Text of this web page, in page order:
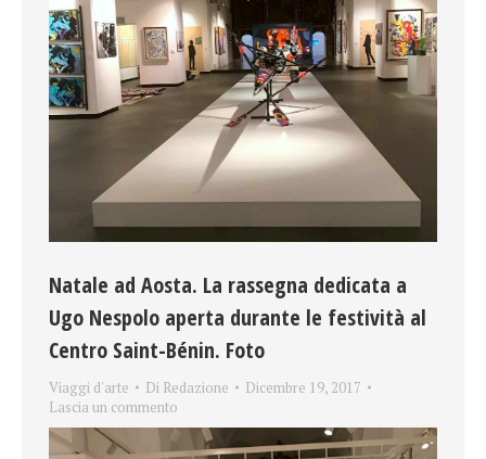
Natale ad Aosta. La rassegna dedicata a
Ugo Nespolo aperta durante le festività al
Centro Saint-Bénin. Foto
Viaggi d'arte Di Redazione
Dicembre 19, 2017
Lascia un commento